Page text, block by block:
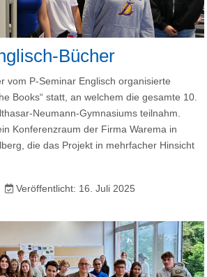
Bücher
vom P-Seminar Englisch organisierte
Books“ statt, an welchem die gesamte 10.
Neumann-Gymnasiums teilnahm.
Konferenzraum der Firma Warema in
die das Projekt in mehrfacher Hinsicht
Veröffentlicht: 16. Juli 2025